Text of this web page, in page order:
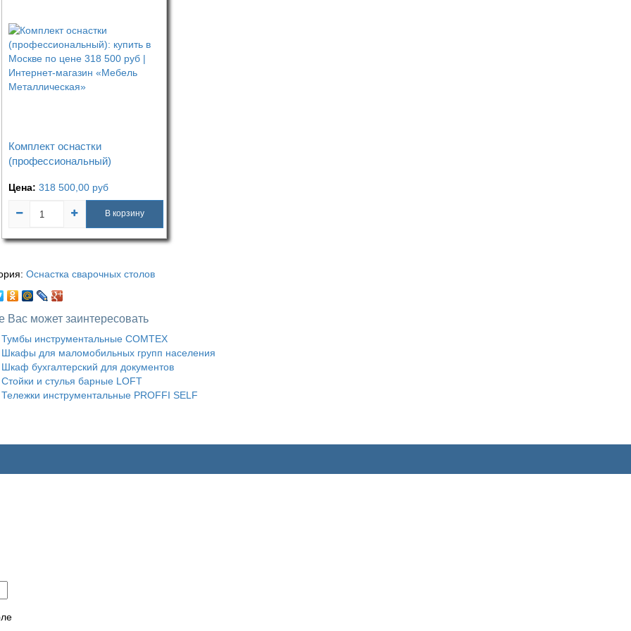
Комплект оснастки
(профессиональный)
Цена: 318 500,00 руб
В корзину
Оснастка сварочных столов
Вас может заинтересовать
Тумбы инструментальные COMTEX
Шкафы для маломобильных групп населения
Шкаф бухгалтерский для документов
Стойки и стулья барные LOFT
Тележки инструментальные PROFFI SELF